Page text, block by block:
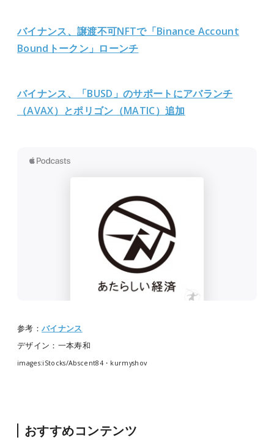
バイナンス、譲渡不可NFTで「Binance Account
Boundトークン」ローンチ
バイナンス、「BUSD」のサポートにアバランチ
（AVAX）とポリゴン（MATIC）追加
参考： バイナンス
デザイン：一本寿和
images:iStocks/Abscent84・kurmyshov
おすすめコンテンツ